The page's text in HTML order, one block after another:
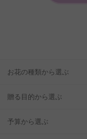
お花の種類から選ぶ
贈る目的から選ぶ
予算から選ぶ